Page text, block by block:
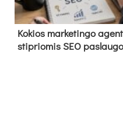
Kokios marketingo
stipriomis SEO